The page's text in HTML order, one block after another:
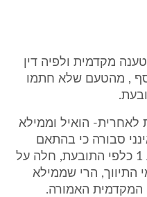
כאמור, טענה מקדמית ולפיה דין
, מהטעם שלא חתמו
הואיל וממילא
סבורה כי בהתאם
להתחייבות עליה חתם הנתבע 1 כלפי התובעת, חלה על
התיווך, הרי שממילא
המקדמית האמורה.